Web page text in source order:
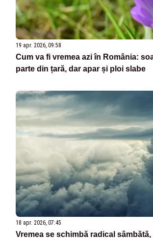
19 apr. 2026, 09:58
Cum va fi vremea azi în România:
parte din țară, dar apar și ploi slabe
18 apr. 2026, 07:45
Vremea se schimbă radical sâmbătă,